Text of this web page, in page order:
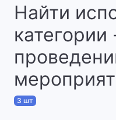
Найти
3 шт